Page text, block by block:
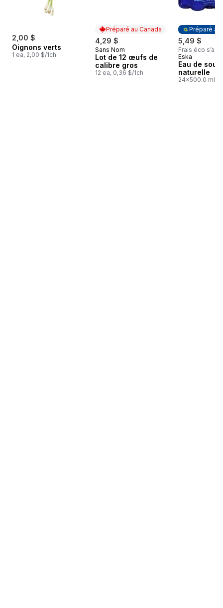
2,00 $
Oignons verts
1 ea, 2,00 $/1ch
Préparé au Canada
4,29 $
Préparé au Canada
Sans Nom
Lot de 12 œufs de
calibre gros
12 ea, 0,36 $/1ch
Préparé
5,49 $
Frais éco
Préparé au
Eska
Eau de
naturelle
24x500.0 ml,